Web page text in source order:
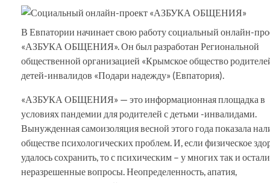
В Евпатории начинает свою работу социальный онлайн-
«АЗБУКА ОБЩЕНИЯ». Он был разработан Региональной
общественной организацией «Крымское общество
детей-инвалидов «Подари надежду» (Евпатория).
«АЗБУКА ОБЩЕНИЯ» — это информационная площадка в
условиях пандемии для родителей с детьми -инвалидами.
Вынужденная самоизоляция весной этого года показала
обществе психологических проблем. И, если физическое
удалось сохранить, то с психическим – у многих так и
неразрешенные вопросы. Неопределенность, апатия,